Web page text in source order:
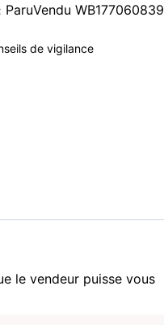
ParuVendu WB177060839
de vigilance
le vendeur puisse vous